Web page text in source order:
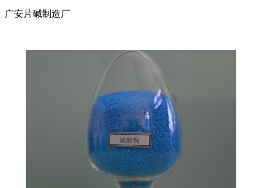
广安片碱制造厂